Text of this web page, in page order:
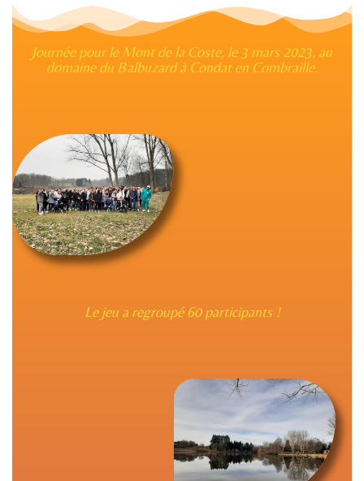
Journée pour le Mont de la Coste, le 3 mars 2023, au
domaine du Balbuzard à Condat en Combraille.
Le jeu a regroupé 60 participants !